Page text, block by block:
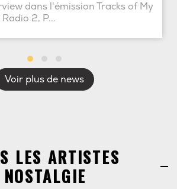
dans l'émission Tracks of My
2, P...
Voir plus de news
LES ARTISTES
NOSTALGIE